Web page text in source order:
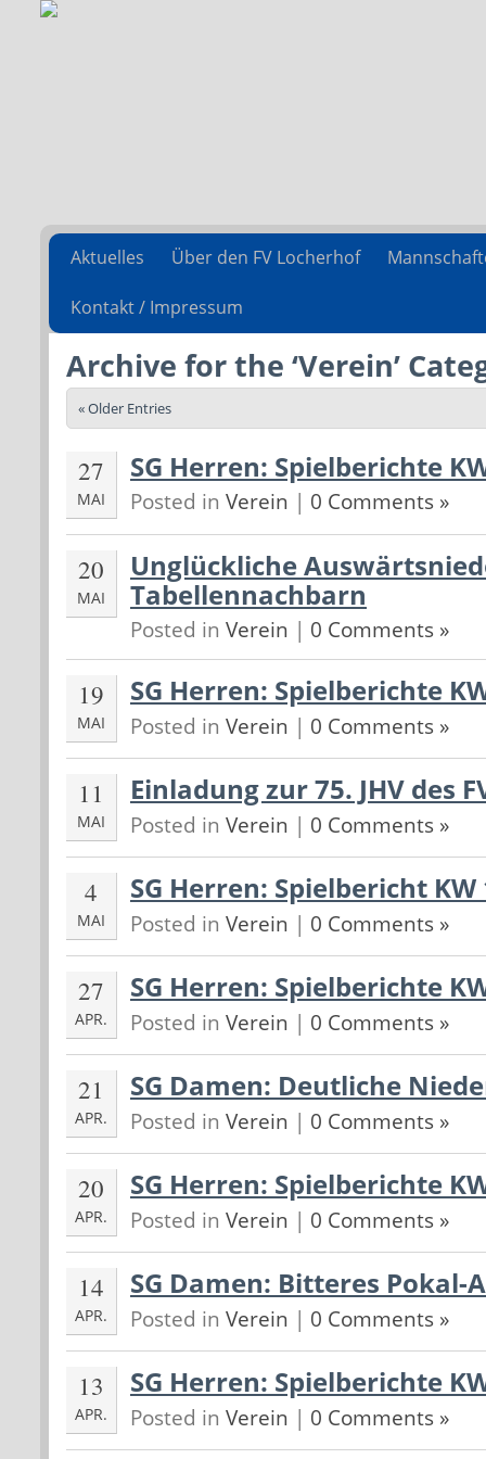
Aktuelles Über den FV Locherhof
Kontakt / Impressum
Archive for the ‘Verein’
« Older Entries
27
MAI
SG Herren: Spielberichte
Posted in Verein | 0 Comments »
20
MAI
Unglückliche
Tabellennachbarn
Posted in Verein | 0 Comments »
19
MAI
SG Herren: Spielberichte
Posted in Verein | 0 Comments »
11
MAI
Einladung zur 75. JHV des
Posted in Verein | 0 Comments »
4
MAI
SG Herren: Spielbericht KW
Posted in Verein | 0 Comments »
27
APR.
SG Herren: Spielberichte
Posted in Verein | 0 Comments »
21
APR.
SG Damen: Deutliche
Posted in Verein | 0 Comments »
20
APR.
SG Herren: Spielberichte
Posted in Verein | 0 Comments »
14
APR.
SG Damen: Bitteres
Posted in Verein | 0 Comments »
13
APR.
SG Herren: Spielberichte
Posted in Verein | 0 Comments »